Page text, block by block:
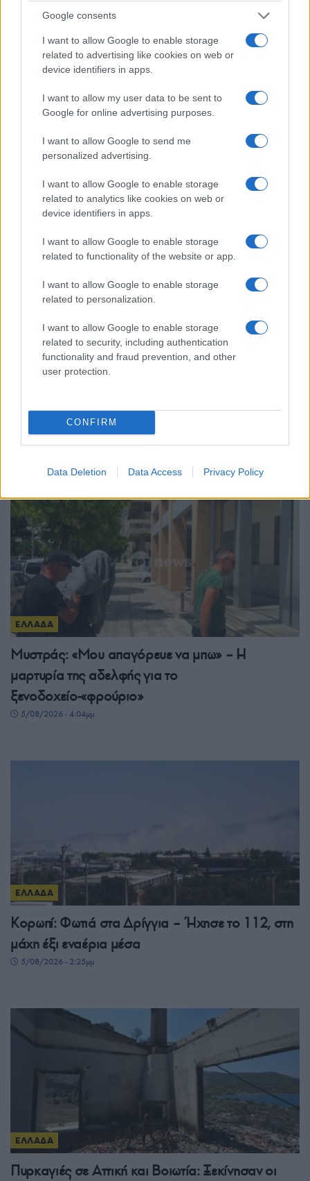
Google consents
I want to allow Google to enable storage
related to advertising like cookies on web or
device identifiers in apps.
I want to allow my user data to be sent to
Google for online advertising purposes.
I want to allow Google to send me
personalized advertising.
I want to allow Google to enable storage
related to analytics like cookies on web or
device identifiers in apps.
I want to allow Google to enable storage
related to functionality of the website or app.
I want to allow Google to enable storage
related to personalization.
I want to allow Google to enable storage
related to security, including authentication
functionality and fraud prevention, and other
user protection.
CONFIRM
Data Deletion Data Access Privacy Policy
ΕΛΛΑΔΑ
Σχέδιο κρατικής αρωγής για τους πληγέντες από
τις φωτιές: Άμεσες αποζημιώσεις και
φοροελαφρύνσεις
5/08/2026 - 7:49μμ
ΕΛΛΑΔΑ
Χαλκιδική: Σε εξέλιξη οι εργαστηριακοί έλεγχοι
στο νερό της Σίβηρης
5/08/2026 - 5:44μμ
ΕΛΛΑΔΑ
Μυστράς: «Μου απαγόρευε να μπω» – Η
μαρτυρία της αδελφής για το
ξενοδοχείο-«φρούριο»
5/08/2026 - 4:04μμ
ΕΛΛΑΔΑ
Κορωπί: Φωτιά στα Δρίγγια – Ήχησε το 112, στη
μάχη έξι εναέρια μέσα
5/08/2026 - 2:25μμ
ΕΛΛΑΔΑ
Πυρκαγιές σε Αττική και Βοιωτία: Ξεκίνησαν οι